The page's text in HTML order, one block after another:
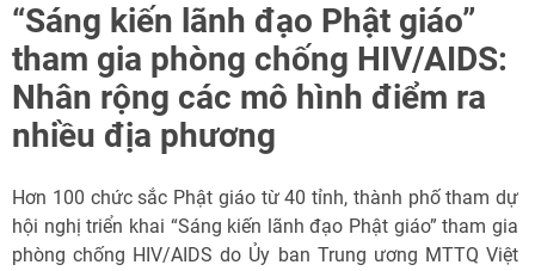
“Sáng kiến lãnh đạo Phật giáo”
tham gia phòng chống HIV/AIDS:
Nhân rộng các mô hình điểm ra
nhiều địa phương
Hơn 100 chức sắc Phật giáo từ 40 tỉnh, thành phố tham dự
hội nghị triển khai “Sáng kiến lãnh đạo Phật giáo” tham gia
phòng chống HIV/AIDS do Ủy ban Trung ương MTTQ Việt